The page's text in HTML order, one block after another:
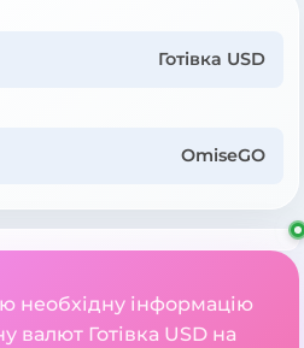
Готівка USD
OmiseGO
необхідну інформацію
валют Готівка USD на